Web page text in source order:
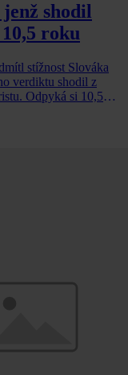
shodil
roku
stížnost Slováka
verdiktu shodil z
Odpyká si 10,5